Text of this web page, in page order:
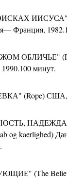
ИИСУСА"
Франция,
ОБЛИЧЬЕ"
минут.
(Rope) США,
og kaerlighed)
(The